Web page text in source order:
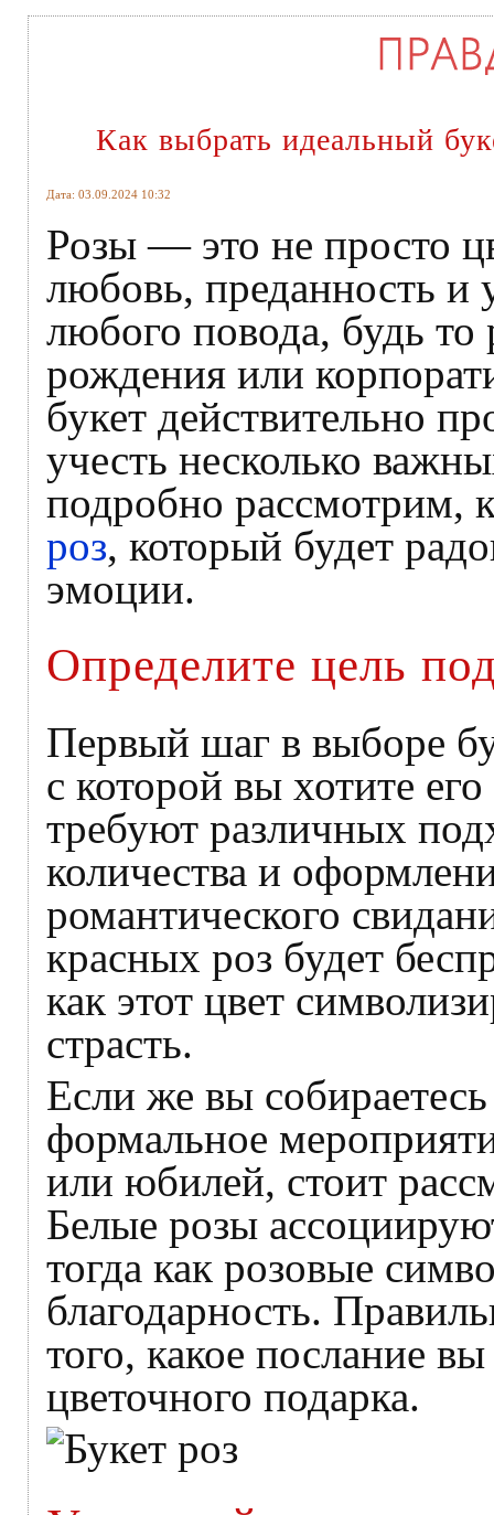
Как выбрать идеальный
Дата: 03.09.2024 10:32
Розы — это не просто
любовь, преданность и
любого повода, будь
рождения или
букет действительно
учесть несколько
подробно рассмотрим,
роз, который будет
эмоции.
Определите цель
Первый шаг в выборе
с которой вы хотите
требуют различных
количества и
романтического
красных роз будет
как этот цвет
страсть.
Если же вы
формальное
или юбилей, стоит
Белые розы
тогда как розовые
благодарность.
того, какое послание
цветочного подарка.